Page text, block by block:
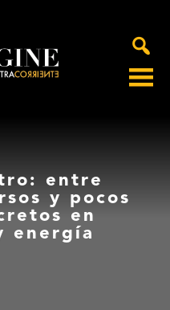
entre
y pocos
en
energía